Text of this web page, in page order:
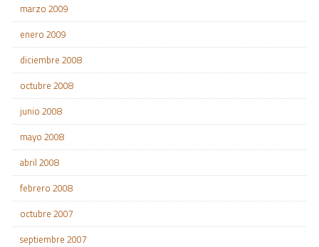
marzo 2009
enero 2009
diciembre 2008
octubre 2008
junio 2008
mayo 2008
abril 2008
febrero 2008
octubre 2007
septiembre 2007